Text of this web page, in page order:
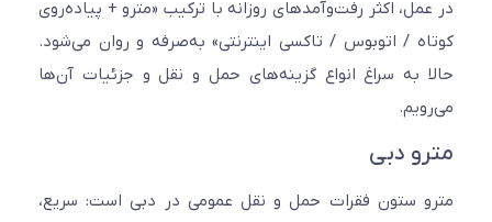
اکثر رفت‌وآمدهای روزانه با ترکیب «مترو + پیاده‌روی
/ اتوبوس / تاکسی اینترنتی» به‌صرفه و روان می‌شود.
به سراغ انواع گزینه‌های حمل و نقل و جزئیات آن‌ها
دبی
ستون فقرات حمل و نقل عمومی در دبی است: سریع،